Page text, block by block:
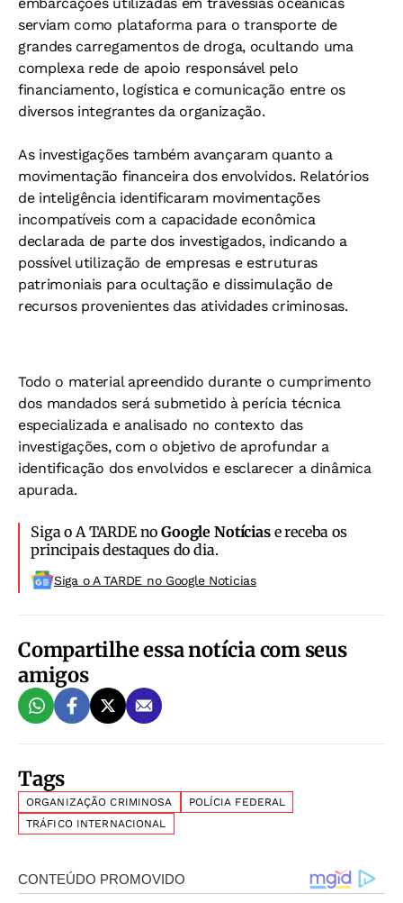
serviam como plataforma para o transporte de
grandes carregamentos de droga, ocultando uma
complexa rede de apoio responsável pelo
financiamento, logística e comunicação entre os
diversos integrantes da organização.
As investigações também avançaram quanto a
movimentação financeira dos envolvidos. Relatórios
de inteligência identificaram movimentações
incompatíveis com a capacidade econômica
declarada de parte dos investigados, indicando a
possível utilização de empresas e estruturas
patrimoniais para ocultação e dissimulação de
recursos provenientes das atividades criminosas.
Todo o material apreendido durante o cumprimento
dos mandados será submetido à perícia técnica
especializada e analisado no contexto das
investigações, com o objetivo de aprofundar a
identificação dos envolvidos e esclarecer a dinâmica
apurada.
Siga o A TARDE noGoogle Notíciase receba os
principais destaques do dia.
Siga o A TARDE no Google Noticias
Compartilhe essa notícia com seus
amigos
Tags
ORGANIZAÇÃO CRIMINOSA
POLÍCIA FEDERAL
TRÁFICO INTERNACIONAL